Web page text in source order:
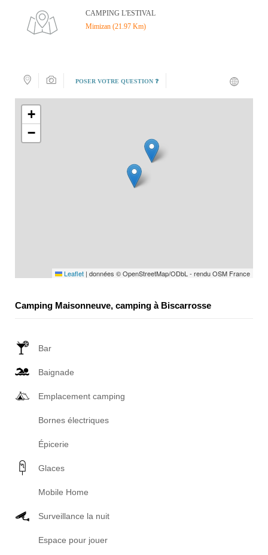
CAMPING L'ESTIVAL
Mimizan (21.97 Km)
POSER VOTRE QUESTION ❓
+
−
Leaflet | données © OpenStreetMap/ODbL - rendu OSM France
Camping Maisonneuve, camping à Biscarrosse
Bar
Baignade
Emplacement camping
Bornes électriques
Épicerie
Glaces
Mobile Home
Surveillance la nuit
Espace pour jouer